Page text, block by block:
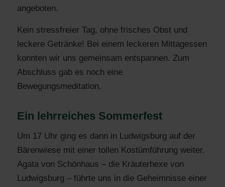
angeboten.
Kein stressfreier Tag, ohne frisches Obst und
leckere Getränke! Bei einem leckeren Mittagessen
konnten wir uns gemeinsam entspannen. Zum
Abschluss gab es noch eine
Bewegungsmeditation.
Ein lehrreiches Sommerfest
Um 17 Uhr ging es dann in Ludwigsburg auf der
Bärenwiese mit einer tollen Kostümführung weiter.
Agata von Schönhaus – die Kräuterhexe von
Ludwigsburg – führte uns in die Geheimnisse einer